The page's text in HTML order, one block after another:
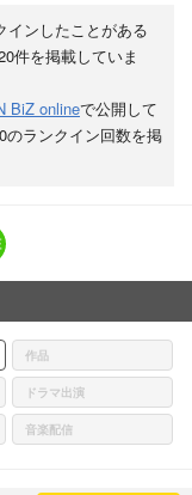
インしたことがある
件を掲載していま
BiZ onlineで公開して
のランクイン回数を掲
作品
ドラマ出演
音楽配信